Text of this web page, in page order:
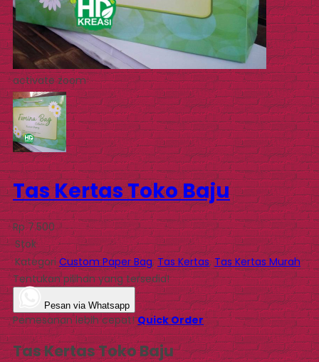
activate zoom
Tas Kertas Toko Baju
Rp 7.500
Stok
Kategori Custom Paper Bag,Tas Kertas,Tas Kertas Murah
Tentukan pilihan yang tersedia!
Pesan via Whatsapp
Pemesanan lebih cepat!Quick Order
Tas Kertas Toko Baju